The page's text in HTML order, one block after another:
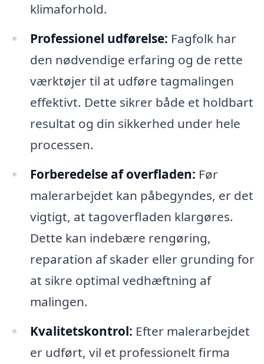
klimaforhold.
Professionel udførelse: Fagfolk har
den nødvendige erfaring og de rette
værktøjer til at udføre tagmalingen
effektivt. Dette sikrer både et holdbart
resultat og din sikkerhed under hele
processen.
Forberedelse af overfladen: Før
malerarbejdet kan påbegyndes, er det
vigtigt, at tagoverfladen klargøres.
Dette kan indebære rengøring,
reparation af skader eller grunding for
at sikre optimal vedhæftning af
malingen.
Kvalitetskontrol: Efter malerarbejdet
er udført, vil et professionelt firma